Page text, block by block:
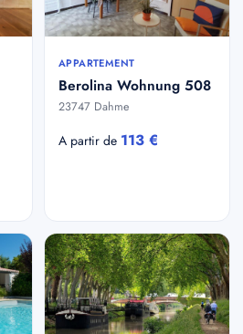
APPARTEMENT
Berolina Wohnung 508
23747 Dahme
A partir de 113 €